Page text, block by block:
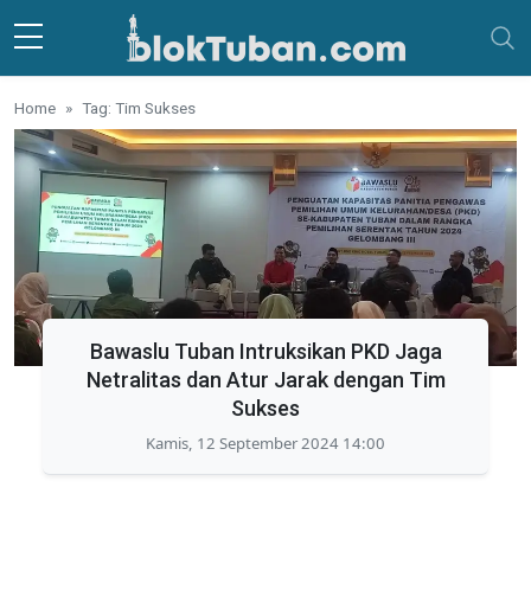
Skip to main content
Home Tag: Tim Sukses
Bawaslu Tuban Intruksikan PKD Jaga
Netralitas dan Atur Jarak dengan Tim
Sukses
Kamis, 12 September 2024 14:00